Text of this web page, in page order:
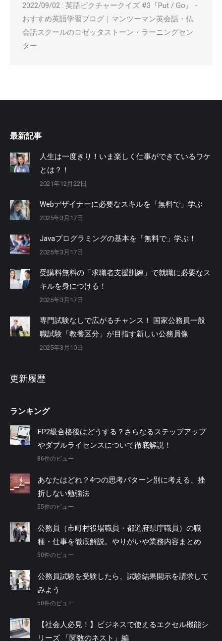
2022/09/02 : 英語ピクチャークイズ #3『Put / Go』 -
おすすめ英語学習ブログ｜マンツーマン英会話・仏
会話スクールのロゼッタストーン・ラーニングセン
ター
最新記事
人生は一度きり！いま楽しく仕事ができているワケ
とは？！
2021年12月22日
Webデザイナーに必要なスキルを「無料で」学ぶ
2025年3月17日
Javaプログラミングの基本を「無料で」学ぶ！
2025年3月17日
受講料無料の「求職者支援訓練」で就職に必要なス
キルを身につける！
2025年3月17日
専門試験なしで広がるチャンス！ 国家公務員一般
職試験「教養区分」が目指す新しい公務員像
2025年3月10日
更新履歴
ランキング
FP2級合格後はどうする？さらなるステップアップ
やダブルライセンスについて徹底解説！
86件のビュー
あなたはどれ？4つの思考パターン別に考える、挫
折しない勉強法
55件のビュー
公務員（市町村役場職員・都道府県庁職員）の職
種・仕事を徹底解説。やりがいや業務内容まとめ
50件のビュー
公務員試験を受験したら、試験結果開示を請求して
みよう
50件のビュー
【社会人必見！】ビジネスで使えるエクセル機能シ
リーズ 「関数のネスト」編